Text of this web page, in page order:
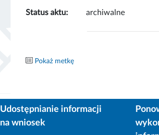
Status aktu: archiwalne
Pokaż metkę
Udostępnianie informacji
na wniosek